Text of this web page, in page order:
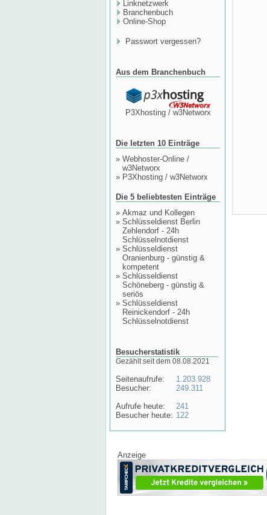
Linknetzwerk
Branchenbuch
Online-Shop
Passwort vergessen?
Aus dem Branchenbuch
P3Xhosting / w3Networx
Die letzten 10 Einträge
» Webhoster-Online /
w3Networx
» P3Xhosting / w3Networx
Die 5 beliebtesten Einträge
» Akmaz und Kollegen
» Schlüsseldienst Berlin
Zehlendorf - 24h
Schlüsselnotdienst
» Schlüsseldienst
Oranienburg - günstig &
kompetent
» Schlüsseldienst
Schöneberg - günstig &
seriös
» Schlüsseldienst
Reinickendorf - 24h
Schlüsselnotdienst
Besucherstatistik
Gezählt seit dem 08.08.2021
Seitenaufrufe:
Besucher:
Aufrufe heute:
Besucher heute:
1.203.928
249.311
241
122
Anzeige